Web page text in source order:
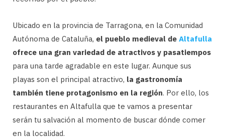
Ubicado en la provincia de Tarragona, en la Comunidad
Autónoma de Cataluña, el pueblo medieval de Altafulla
ofrece una gran variedad de atractivos y pasatiempos
para una tarde agradable en este lugar. Aunque sus
playas son el principal atractivo, la gastronomía
también tiene protagonismo en la región. Por ello, los
restaurantes en Altafulla que te vamos a presentar
serán tu salvación al momento de buscar dónde comer
en la localidad.